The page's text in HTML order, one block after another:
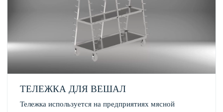
ТЕЛЕЖКА ДЛЯ ВЕШАЛ
Тележка используется на предприятиях мясной